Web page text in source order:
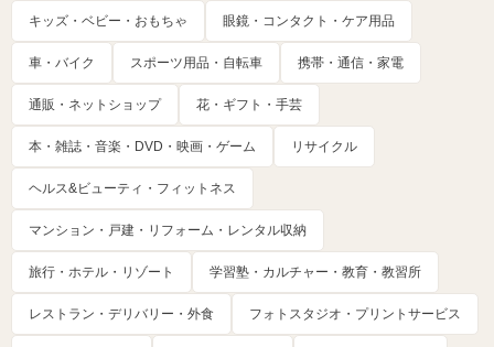
キッズ・ベビー・おもちゃ 眼鏡・コンタクト・ケア用品
車・バイク スポーツ用品・自転車 携帯・通信・家電
通販・ネットショップ 花・ギフト・手芸
本・雑誌・音楽・DVD・映画・ゲーム リサイクル
ヘルス&ビューティ・フィットネス
マンション・戸建・リフォーム・レンタル収納
旅行・ホテル・リゾート 学習塾・カルチャー・教育・教習所
レストラン・デリバリー・外食 フォトスタジオ・プリントサービス